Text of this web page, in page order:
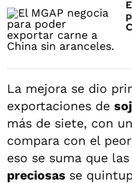
La mejora se dio
exportaciones de
más de siete, con
compara con el
eso se suma que
preciosas se